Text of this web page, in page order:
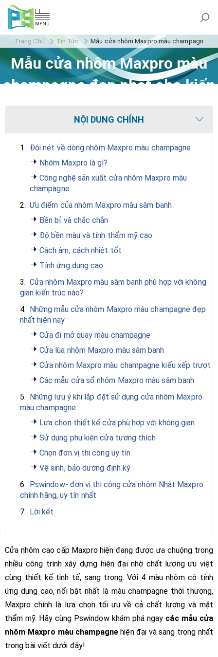
MENU
Trang Chủ Tin Tức Mẫu cửa nhôm Maxpro màu champagne
Mẫu cửa nhôm Maxpro màu
champagne đẹp nhất cho kiến
NỘI DUNG CHÍNH
1. Đôi nét về dòng nhôm Maxpro màu champagne
Nhôm Maxpro là gì?
Công nghệ sản xuất cửa nhôm Maxpro màu
champagne
2. Ưu điểm của nhôm Maxpro màu sâm banh
Bền bỉ và chắc chắn
Độ bền màu và tính thẩm mỹ cao
Cách âm, cách nhiệt tốt
Tính ứng dụng cao
3. Cửa nhôm Maxpro màu sâm banh phù hợp với không
gian kiến trúc nào?
4. Những mẫu cửa nhôm Maxpro màu champagne đẹp
nhất hiện nay
Cửa đi mở quay màu champagne
Cửa lùa nhôm Maxpro màu sâm banh
Cửa nhôm Maxpro màu champagne kiểu xếp trượt
Các mẫu cửa sổ nhôm Maxpro màu sâm banh
5. Những lưu ý khi lắp đặt sử dụng cửa nhôm Maxpro
màu champagne
Lựa chọn thiết kế cửa phù hợp với không gian
Sử dụng phụ kiện cửa tương thích
Chọn đơn vị thi công uy tín
Vệ sinh, bảo dưỡng định kỳ
6. Pswindow- đơn vị thi công cửa nhôm Nhật Maxpro
chính hãng, uy tín nhất
7. Lời kết
Cửa nhôm cao cấp Maxpro hiện đang được ưa chuộng trong
nhiều công trình xây dựng hiện đại nhờ chất lượng ưu việt
cùng thiết kế tinh tế, sang trọng. Với 4 màu nhôm có tính
ứng dụng cao, nổi bật nhất là màu champagne thời thượng,
Maxpro chính là lựa chọn tối ưu về cả chất lượng và mặt
thẩm mỹ. Hãy cùng Pswindow khám phá ngay các mẫu cửa
nhôm Maxpro màu champagnehiện đại và sang trọng nhất
trong bài viết dưới đây!